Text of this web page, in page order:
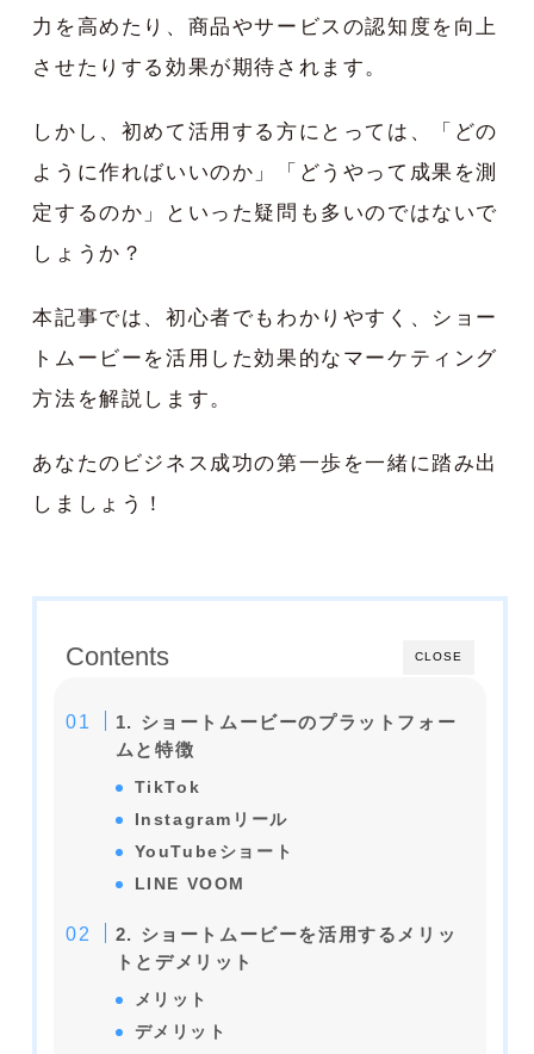
力を高めたり、商品やサービスの認知度を向上
させたりする効果が期待されます。
しかし、初めて活用する方にとっては、「どの
ように作ればいいのか」「どうやって成果を測
定するのか」といった疑問も多いのではないで
しょうか？
本記事では、初心者でもわかりやすく、ショー
トムービーを活用した効果的なマーケティング
方法を解説します。
あなたのビジネス成功の第一歩を一緒に踏み出
しましょう！
CLOSE
Contents
1. ショートムービーのプラットフォー
ムと特徴
TikTok
Instagramリール
YouTubeショート
LINE VOOM
2. ショートムービーを活用するメリッ
トとデメリット
メリット
デメリット